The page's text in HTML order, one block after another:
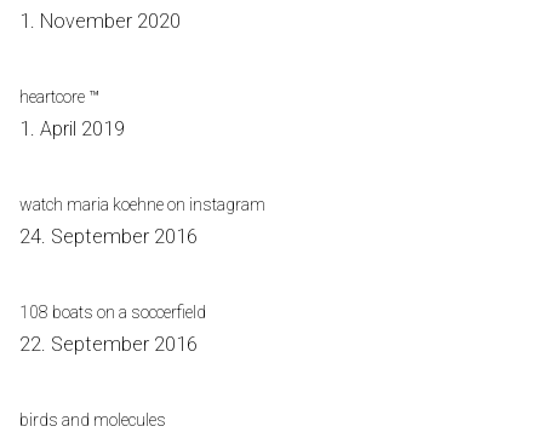
1. November 2020
heartcore ™
1. April 2019
watch maria koehne on instagram
24. September 2016
108 boats on a soccerfield
22. September 2016
birds and molecules